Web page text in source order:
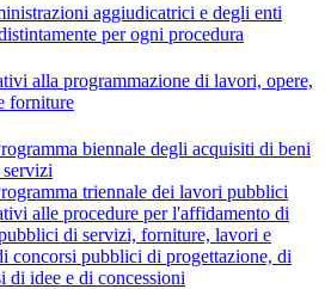
aggiudicatrici e degli enti
per ogni procedura
alla programmazione di lavori, opere,
forniture
biennale degli acquisiti di beni
servizi
triennale dei lavori pubblici
alle procedure per l'affidamento di
di servizi, forniture, lavori e
concorsi pubblici di progettazione, di
di idee e di concessioni